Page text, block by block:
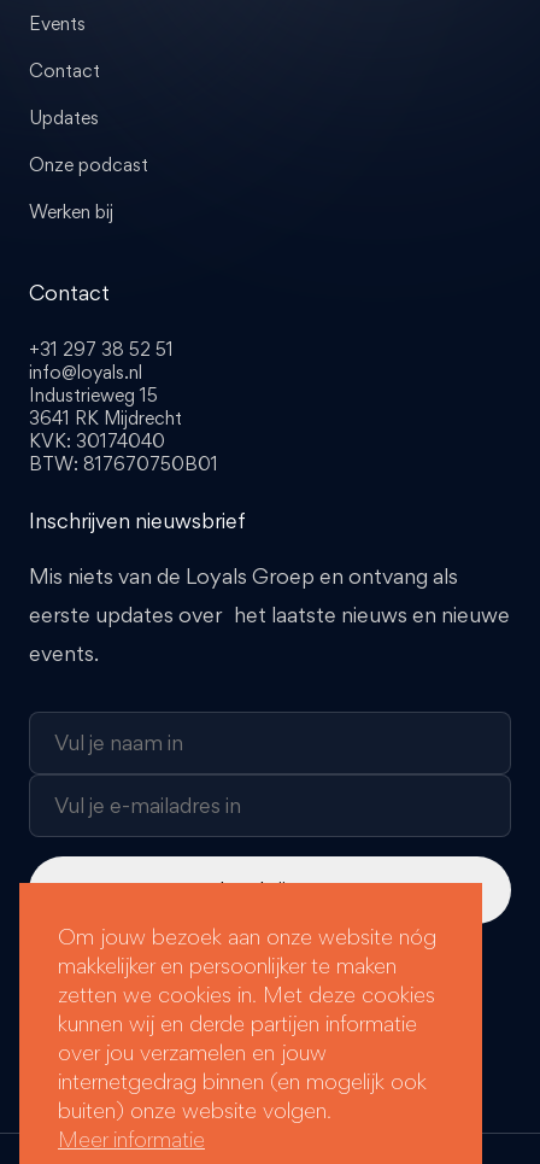
Events
Contact
Updates
Onze podcast
Werken bij
Contact
+31 297 38 52 51
info@loyals.nl
Industrieweg 15
3641 RK Mijdrecht
KVK: 30174040
BTW: 817670750B01
Inschrijven nieuwsbrief
Mis niets van de Loyals Groep en ontvang als
eerste updates over het laatste nieuws en nieuwe
events.
Loyals Groep labels:
Om jouw bezoek aan onze website nóg
makkelijker en persoonlijker te maken
zetten we cookies in. Met deze cookies
kunnen wij en derde partijen informatie
over jou verzamelen en jouw
internetgedrag binnen (en mogelijk ook
buiten) onze website volgen.
Meer informatie